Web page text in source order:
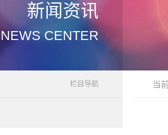
新闻资讯
NEWS CENTER
栏目导航 当